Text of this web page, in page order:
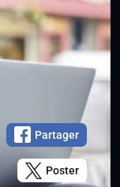
Partager
Poster